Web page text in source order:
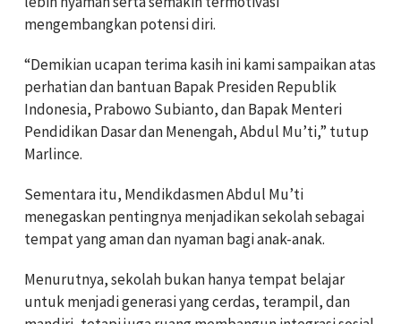
mengembangkan potensi diri.
“Demikian ucapan terima kasih ini kami sampaikan atas
perhatian dan bantuan Bapak Presiden Republik
Indonesia, Prabowo Subianto, dan Bapak Menteri
Pendidikan Dasar dan Menengah, Abdul Mu’ti,” tutup
Marlince.
Sementara itu, Mendikdasmen Abdul Mu’ti
menegaskan pentingnya menjadikan sekolah sebagai
tempat yang aman dan nyaman bagi anak-anak.
Menurutnya, sekolah bukan hanya tempat belajar
untuk menjadi generasi yang cerdas, terampil, dan